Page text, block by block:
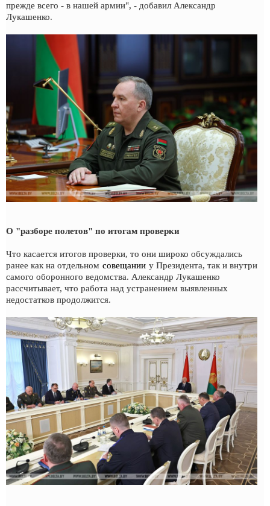
прежде всего - в нашей армии", - добавил Александр
Лукашенко.
О "разборе полетов" по итогам проверки
Что касается итогов проверки, то они широко обсуждались
ранее как на отдельном совещании у Президента, так и внутри
самого оборонного ведомства. Александр Лукашенко
рассчитывает, что работа над устранением выявленных
недостатков продолжится.